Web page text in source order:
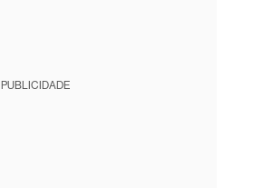
PUBLICIDADE